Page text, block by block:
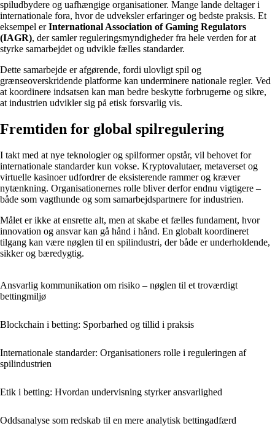
spiludbydere og uafhængige organisationer. Mange lande deltager i
internationale fora, hvor de udveksler erfaringer og bedste praksis. Et
eksempel erInternational Association of Gaming Regulators
(IAGR), der samler reguleringsmyndigheder fra hele verden for at
styrke samarbejdet og udvikle fælles standarder.
Dette samarbejde er afgørende, fordi ulovligt spil og
grænseoverskridende platforme kan underminere nationale regler. Ved
at koordinere indsatsen kan man bedre beskytte forbrugerne og sikre,
at industrien udvikler sig på etisk forsvarlig vis.
Fremtiden for global spilregulering
I takt med at nye teknologier og spilformer opstår, vil behovet for
internationale standarder kun vokse. Kryptovalutaer, metaverset og
virtuelle kasinoer udfordrer de eksisterende rammer og kræver
nytænkning. Organisationernes rolle bliver derfor endnu vigtigere –
både som vagthunde og som samarbejdspartnere for industrien.
Målet er ikke at ensrette alt, men at skabe et fælles fundament, hvor
innovation og ansvar kan gå hånd i hånd. En globalt koordineret
tilgang kan være nøglen til en spilindustri, der både er underholdende,
sikker og bæredygtig.
Ansvarlig kommunikation om risiko – nøglen til et troværdigt
bettingmiljø
Blockchain i betting: Sporbarhed og tillid i praksis
Internationale standarder: Organisationers rolle i reguleringen af
spilindustrien
Etik i betting: Hvordan undervisning styrker ansvarlighed
Oddsanalyse som redskab til en mere analytisk bettingadfærd